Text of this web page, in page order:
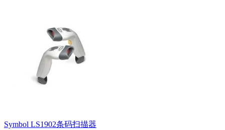
Symbol LS1902条码扫描器